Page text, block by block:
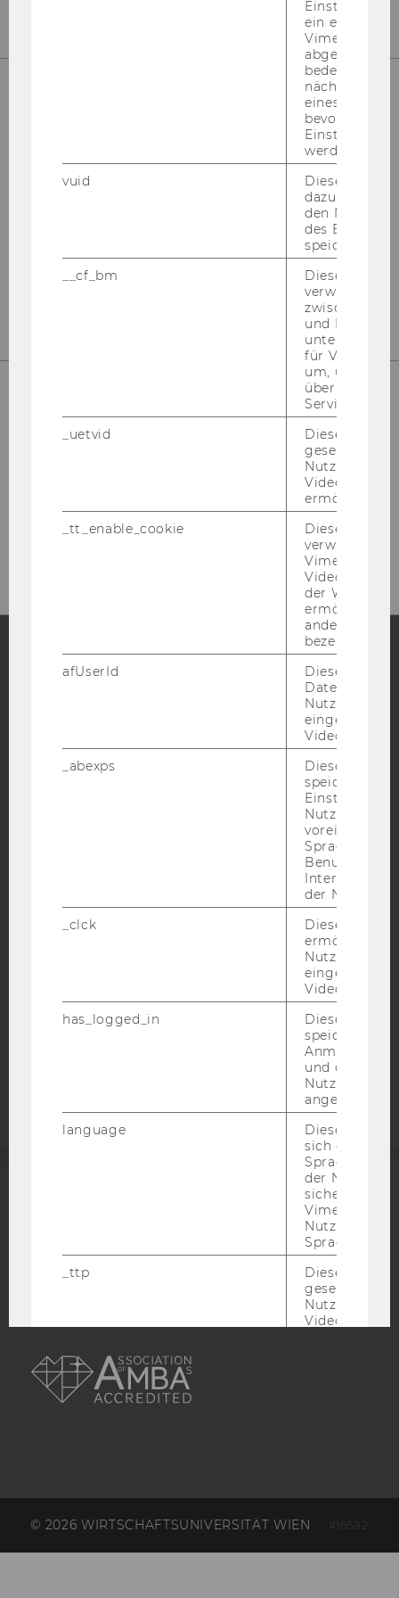
UNSERE SOCIAL MEDIA KANÄLE
Bitte klicken Sie hier um sich für
den Newsletter anzumelden!
Blog
YouTube NewsletterBluesky
BARRIEREFREIHEITSERKLÄRUNG WEBSEITE
DATENSCHUTZERKLÄRUNG
DATENSCHUTZERKLÄRUNG SOCIAL MEDIA
STUDIENBEWERBER*INNEN UND STUDIERENDE
Barrierefreiheitserklärung
© 2026 WIRTSCHAFTSUNIVERSITÄT WIEN #16582
ein
Vimeo-Video
abgespielt
bedeutet,
nächsten
eines Vimeo-
bevorzugten
werden.
vuid
Dieser
dazu
den
des
speichern.
__cf_bm
Dieses
verwendet,
zwischen
und Bots zu
für Vimeo
um, um
über die
Service zu
_uetvid
Dieses
gesetzt, um
Nutzung des
Videoplayers
ermöglichen
_tt_enable_cookie
Dieses
verwendet,
Vimeo-
der WU-
ermöglichen
andere nicht
bezeichnete
afUserId
Dieses
Daten von
Videos
_abexps
Dieses Cookie
speichert
Nutzer*in, zB.
Sprache,
der Nutzer*in
_clck
Dieses Cookie
ermöglicht
Nutzung des
Video Players
has_logged_in
Dieses Cookie
speichert
und ob sich
Nutzer*in
angemeldet
language
Dieses
sich die
der
Vimeo in der
Nutzer
Sprache
_ttp
Dieser
gesetzt, um
Nutzung des
Videoplayers
sd_client_id
Interaktionen
Websites, auf